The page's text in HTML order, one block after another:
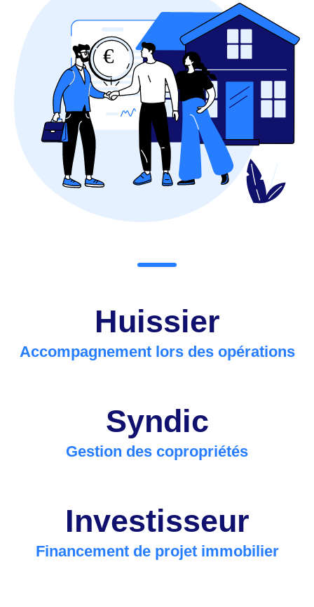
Huissier
Accompagnement lors des opérations
Syndic
Gestion des copropriétés
Investisseur
Financement de projet immobilier